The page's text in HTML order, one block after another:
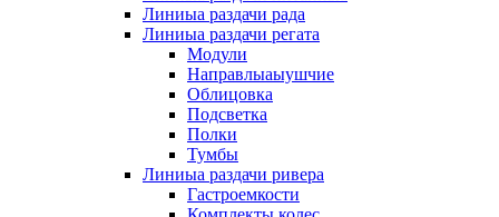
Линиыа раздачи рада
Линиыа раздачи регата
Модули
Направлыаыушчие
Облицовка
Подсветка
Полки
Тумбы
Линиыа раздачи ривера
Гастроемкости